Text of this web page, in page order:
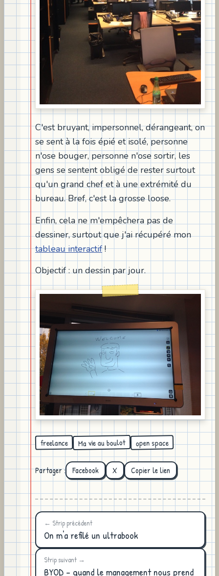
C'est bruyant, impersonnel, dérangeant, on
se sent à la fois épié et isolé, personne
n'ose bouger, personne n'ose sortir, les
gens se sentent obligé de rester surtout
qu'un grand chef et à une extrémité du
bureau. Bref, c'est la grosse loose.
Enfin, cela ne m'empêchera pas de
dessiner, surtout que j'ai récupéré mon
tableau interactif!
Objectif : un dessin par jour.
freelance Ma vie au boulot open space
Partager : Facebook X Copier le lien
← Strip précédent
On m'a refilé un ultrabook
Strip suivant →
BYOD - quand le management nous prend